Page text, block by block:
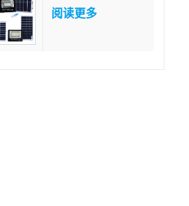
300w ABS玻璃
阅读更多